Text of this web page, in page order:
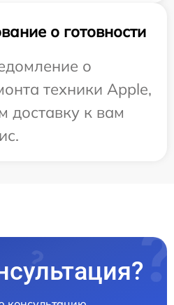
о готовности
о
техники Apple,
доставку к вам